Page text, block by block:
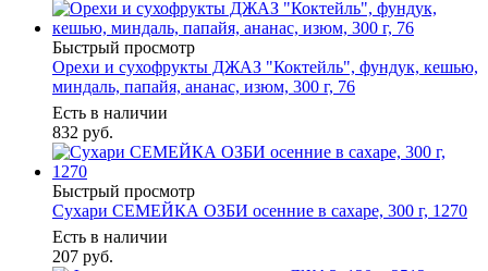
Быстрый просмотр
Орехи и сухофрукты ДЖАЗ "Коктейль", фундук, кешью,
миндаль, папайя, ананас, изюм, 300 г, 76
Есть в наличии
832 руб.
Быстрый просмотр
Сухари СЕМЕЙКА ОЗБИ осенние в сахаре, 300 г, 1270
Есть в наличии
207 руб.